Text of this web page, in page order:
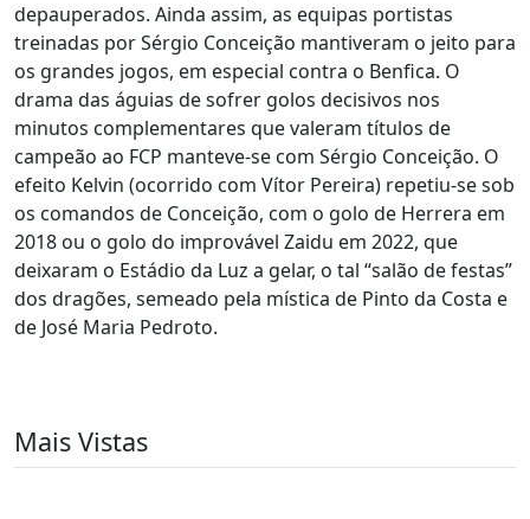
depauperados. Ainda assim, as equipas portistas
treinadas por Sérgio Conceição mantiveram o jeito para
os grandes jogos, em especial contra o Benfica. O
drama das águias de sofrer golos decisivos nos
minutos complementares que valeram títulos de
campeão ao FCP manteve-se com Sérgio Conceição. O
efeito Kelvin (ocorrido com Vítor Pereira) repetiu-se sob
os comandos de Conceição, com o golo de Herrera em
2018 ou o golo do improvável Zaidu em 2022, que
deixaram o Estádio da Luz a gelar, o tal “salão de festas”
dos dragões, semeado pela mística de Pinto da Costa e
de José Maria Pedroto.
Mais Vistas